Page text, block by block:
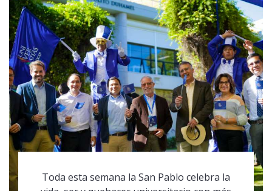
Toda esta semana la San Pablo celebra la